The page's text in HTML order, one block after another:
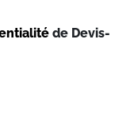
de Devis-